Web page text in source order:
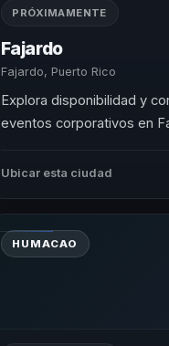
PRÓXIMAMENTE
Fajardo
Fajardo, Puerto Rico
Explora disponibilidad y
eventos corporativos en
Ubicar esta ciudad
HUMACAO